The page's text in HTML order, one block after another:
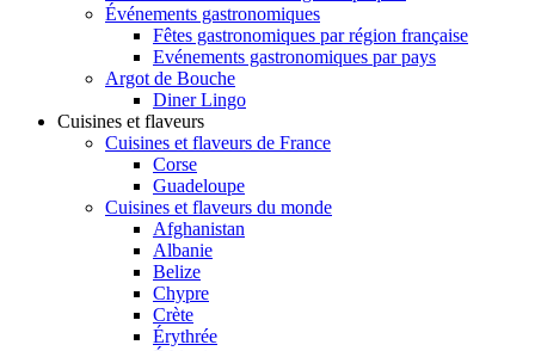
Événements gastronomiques
Fêtes gastronomiques par région française
Evénements gastronomiques par pays
Argot de Bouche
Diner Lingo
Cuisines et flaveurs
Cuisines et flaveurs de France
Corse
Guadeloupe
Cuisines et flaveurs du monde
Afghanistan
Albanie
Belize
Chypre
Crète
Érythrée